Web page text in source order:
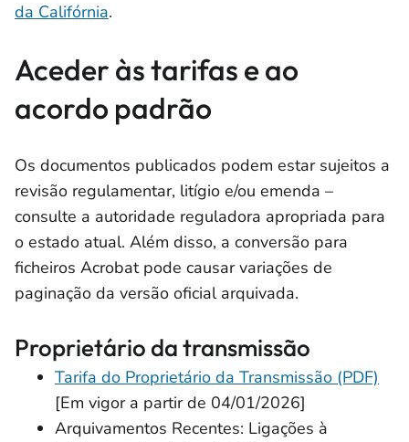
da Califórnia.
Aceder às tarifas e ao
acordo padrão
Os documentos publicados podem estar sujeitos a
revisão regulamentar, litígio e/ou emenda –
consulte a autoridade reguladora apropriada para
o estado atual. Além disso, a conversão para
ficheiros Acrobat pode causar variações de
paginação da versão oficial arquivada.
Proprietário da transmissão
Tarifa do Proprietário da Transmissão (PDF)
[Em vigor a partir de 04/01/2026]
Arquivamentos Recentes: Ligações à